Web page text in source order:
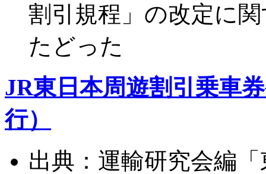
割引規程」の改定に
たどった
JR東日本周遊割引乗車
行）
出典：運輸研究会編